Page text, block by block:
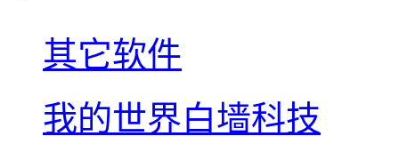
其它软件
我的世界白墙科技